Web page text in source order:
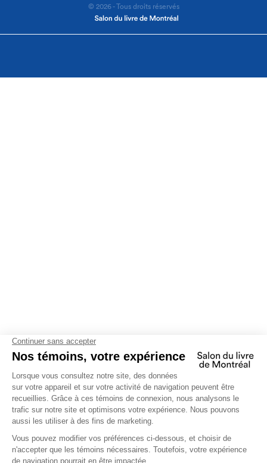
© 2026 - Tous droits réservés